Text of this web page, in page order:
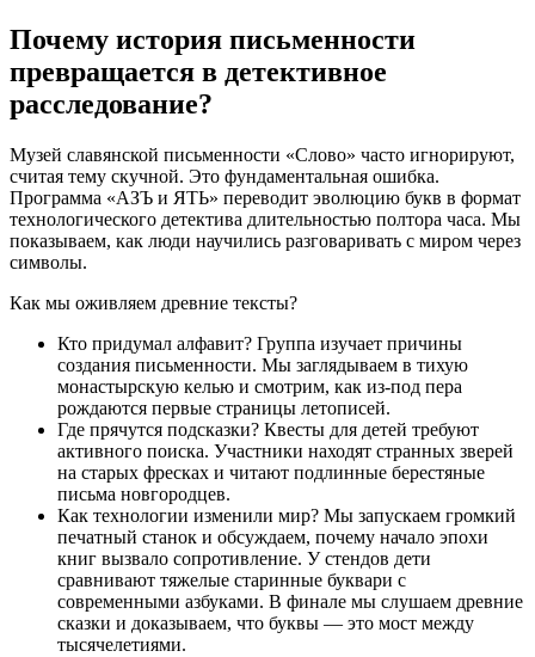
Почему история письменности
превращается в детективное
расследование?
Музей славянской письменности «Слово» часто игнорируют,
считая тему скучной. Это фундаментальная ошибка.
Программа «АЗЪ и ЯТЬ» переводит эволюцию букв в формат
технологического детектива длительностью полтора часа. Мы
показываем, как люди научились разговаривать с миром через
символы.
Как мы оживляем древние тексты?
Кто придумал алфавит? Группа изучает причины
создания письменности. Мы заглядываем в тихую
монастырскую келью и смотрим, как из-под пера
рождаются первые страницы летописей.
Где прячутся подсказки? Квесты для детей требуют
активного поиска. Участники находят странных зверей
на старых фресках и читают подлинные берестяные
письма новгородцев.
Как технологии изменили мир? Мы запускаем громкий
печатный станок и обсуждаем, почему начало эпохи
книг вызвало сопротивление. У стендов дети
сравнивают тяжелые старинные буквари с
современными азбуками. В финале мы слушаем древние
сказки и доказываем, что буквы — это мост между
тысячелетиями.